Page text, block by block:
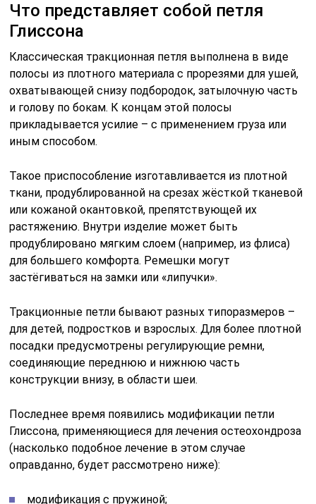
Что представляет собой петля
Глиссона
Классическая тракционная петля выполнена в виде
полосы из плотного материала с прорезями для ушей,
охватывающей снизу подбородок, затылочную часть
и голову по бокам. К концам этой полосы
прикладывается усилие – с применением груза или
иным способом.
Такое приспособление изготавливается из плотной
ткани, продублированной на срезах жёсткой тканевой
или кожаной окантовкой, препятствующей их
растяжению. Внутри изделие может быть
продублировано мягким слоем (например, из флиса)
для большего комфорта. Ремешки могут
застёгиваться на замки или «липучки».
Тракционные петли бывают разных типоразмеров –
для детей, подростков и взрослых. Для более плотной
посадки предусмотрены регулирующие ремни,
соединяющие переднюю и нижнюю часть
конструкции внизу, в области шеи.
Последнее время появились модификации петли
Глиссона, применяющиеся для лечения остеохондроза
(насколько подобное лечение в этом случае
оправданно, будет рассмотрено ниже):
модификация с пружиной;